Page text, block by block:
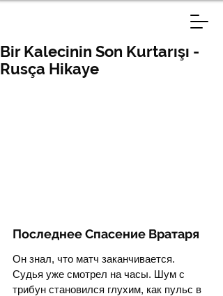
Bir Kalecinin Son Kurtarışı -
Rusça Hikaye
Последнее Спасение Вратаря
Он знал, что матч заканчивается.
Судья уже смотрел на часы. Шум с
трибун становился глухим, как пульс в